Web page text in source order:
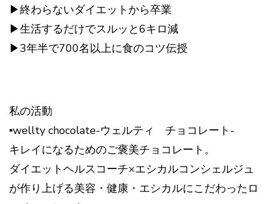
▶︎終わらないダイエットから卒業
▶︎生活するだけでスルッと6キロ減
▶︎3年半で700名以上に食のコツ伝授
私の活動
▪︎wellty chocolate-ウェルティ チョコレート-
キレイになるためのご褒美チョコレート。
ダイエットヘルスコーチ×エシカルコンシェルジュ
が作り上げる美容・健康・エシカルにこだわったロ